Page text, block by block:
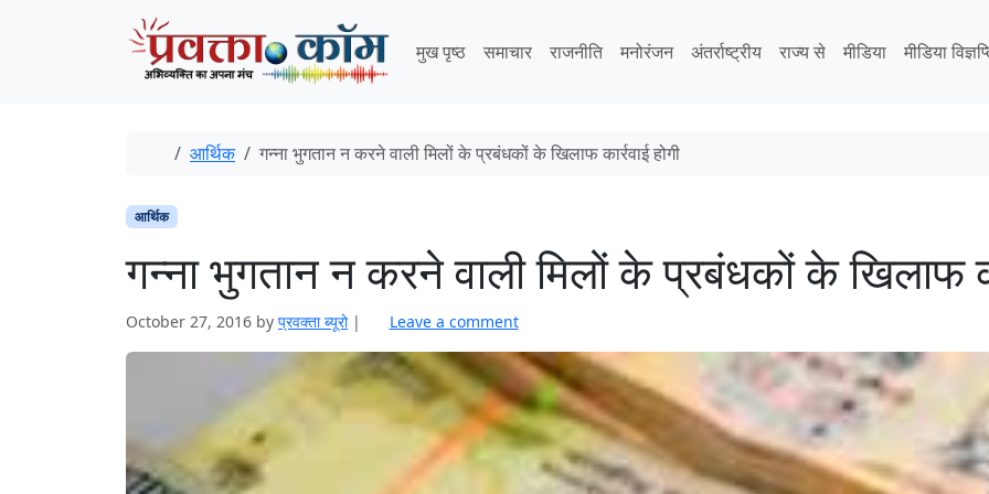
मुख पृष्ठ
समाचार राजनीति मनोरंजन अंतर्राष्ट्रीय राज्य से मीडिया मीडिया
Home
आर्थिक गन्ना भुगतान न करने वाली मिलों के प्रबंधकों के खिलाफ कार्रवाई होगी
आर्थिक
गन्ना भुगतान न करने वाली मिलों के प्रबंधकों के खिलाफ
October 27, 2016 by प्रवक्‍ता ब्यूरो | Leave a comment